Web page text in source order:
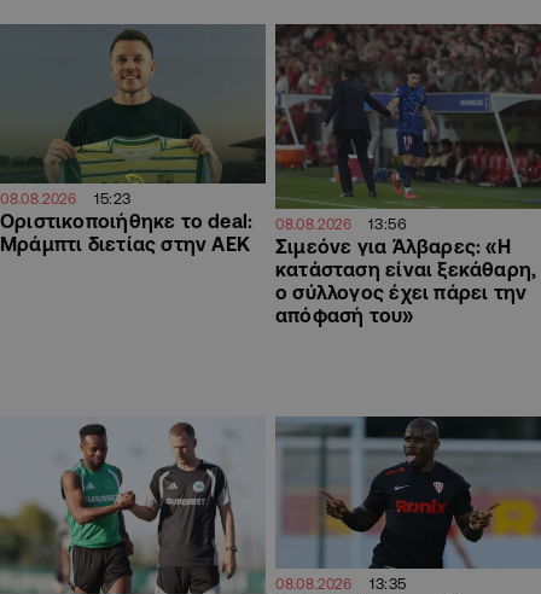
08.08.2026 15:23
Οριστικοποιήθηκε το deal:
Μράμπτι διετίας στην ΑΕΚ
08.08.2026 13:56
Σιμεόνε για Άλβαρες: «Η
κατάσταση είναι ξεκάθαρη,
ο σύλλογος έχει πάρει την
απόφασή του»
08.08.2026 13:35